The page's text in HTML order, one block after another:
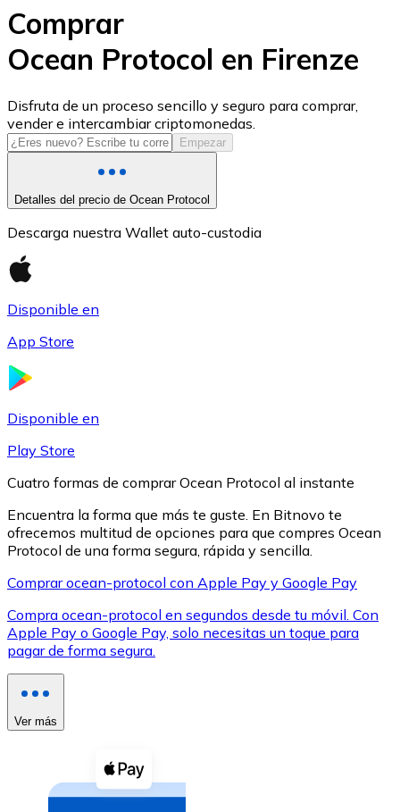
USD Coin
USDC
XRP
XRP
Ver todo
Compra criptomonedas con efectivo en tu tienda más
Comprar
Ocean Protocol en Firenze
Disfruta de un proceso sencillo y seguro para comprar,
vender e intercambiar criptomonedas.
Empezar
Detalles del precio de Ocean Protocol
Descarga nuestra Wallet auto-custodia
Disponible en
App Store
Disponible en
Play Store
Cuatro formas de comprar Ocean Protocol al instante
Encuentra la forma que más te guste. En Bitnovo te
ofrecemos multitud de opciones para que compres Ocean
Protocol de una forma segura, rápida y sencilla.
Comprar ocean-protocol con Apple Pay y Google Pay
Compra ocean-protocol en segundos desde tu móvil. Con
Apple Pay o Google Pay, solo necesitas un toque para
pagar de forma segura.
Ver más